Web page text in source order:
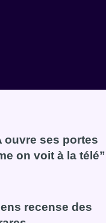
ouvre ses portes
on voit à la télé”
ouvre ses portes à
recense des